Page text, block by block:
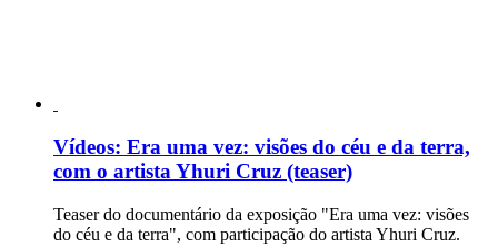
Vídeos: Era uma vez: visões do céu e da terra,
com o artista Yhuri Cruz (teaser)
Teaser do documentário da exposição "Era uma vez: visões
do céu e da terra", com participação do artista Yhuri Cruz.